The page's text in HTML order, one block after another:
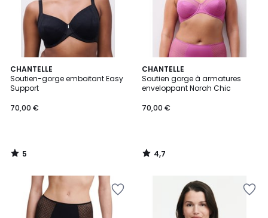
CHANTELLE
Soutien-gorge emboitant Easy
Support
70,00 €
5
/
5
5
/
CHANTELLE
Soutien gorge à armatures
enveloppant Norah Chic
70,00 €
4,7
/ 5
4,7
/